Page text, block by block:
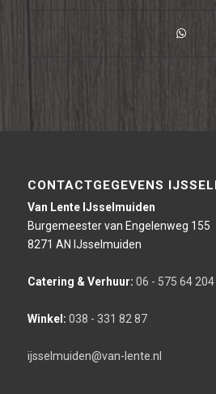
CONTACTGEGEVENS
Van Lente IJsselmuiden
Burgemeester van Engelenweg 155
8271 AN IJsselmuiden
Catering & Verhuur: 06 - 575 64 204
Winkel: 038 - 331 82 87
ijsselmuiden@van-lente.nl